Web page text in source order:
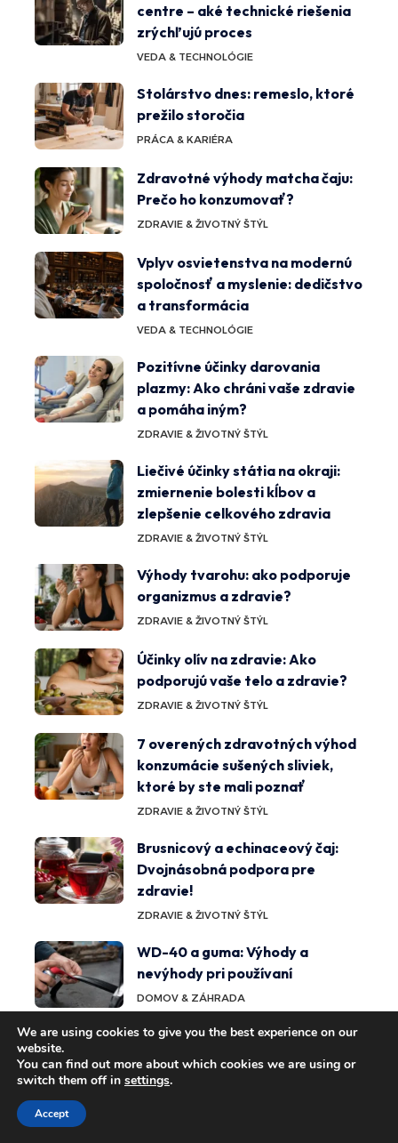
centre – aké technické riešenia
zrýchľujú proces
VEDA & TECHNOLÓGIE
Stolárstvo dnes: remeslo, ktoré
prežilo storočia
PRÁCA & KARIÉRA
Zdravotné výhody matcha čaju:
Prečo ho konzumovať?
ZDRAVIE & ŽIVOTNÝ ŠTÝL
Vplyv osvietenstva na modernú
spoločnosť a myslenie: dedičstvo
a transformácia
VEDA & TECHNOLÓGIE
Pozitívne účinky darovania
plazmy: Ako chráni vaše zdravie
a pomáha iným?
ZDRAVIE & ŽIVOTNÝ ŠTÝL
Liečivé účinky státia na okraji:
zmiernenie bolesti kĺbov a
zlepšenie celkového zdravia
ZDRAVIE & ŽIVOTNÝ ŠTÝL
Výhody tvarohu: ako podporuje
organizmus a zdravie?
ZDRAVIE & ŽIVOTNÝ ŠTÝL
Účinky olív na zdravie: Ako
podporujú vaše telo a zdravie?
ZDRAVIE & ŽIVOTNÝ ŠTÝL
7 overených zdravotných výhod
konzumácie sušených sliviek,
ktoré by ste mali poznať
ZDRAVIE & ŽIVOTNÝ ŠTÝL
Brusnicový a echinaceový čaj:
Dvojnásobná podpora pre
zdravie!
ZDRAVIE & ŽIVOTNÝ ŠTÝL
WD-40 a guma: Výhody a
nevýhody pri používaní
DOMOV & ZÁHRADA
Magické účinky ónyxu:
objavovanie spirituálnych a
fyzických výhod
We are using cookies to give you the best experience on our
website.
You can find out more about which cookies we are using or
switch them off in settings.
Accept